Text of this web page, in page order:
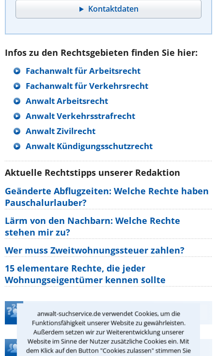
anwalt-suchservice.de verwendet Cookies, um die
Funktionsfähigkeit unserer Website zu gewährleisten.
Außerdem setzen wir zur Weiterentwicklung unserer
Website im Sinne der Nutzer zusätzliche Cookies ein. Mit
dem Klick auf den Button "Cookies zulassen" stimmen Sie
Kontaktdaten
Infos zu den Rechtsgebieten finden Sie hier:
Fachanwalt für Arbeitsrecht
Fachanwalt für Verkehrsrecht
Anwalt Arbeitsrecht
Anwalt Verkehrsstrafrecht
Anwalt Zivilrecht
Anwalt Kündigungsschutzrecht
Aktuelle Rechtstipps unserer Redaktion
Geänderte Abflugzeiten: Welche Rechte haben
Pauschalurlauber?
Lärm von den Nachbarn: Welche Rechte
stehen mir zu?
Wer muss Zweitwohnungssteuer zahlen?
15 elementare Rechte, die jeder
Wohnungseigentümer kennen sollte
Teste Dein Rechtswissen
Hilfe bei Ihrer Anwaltsuche?